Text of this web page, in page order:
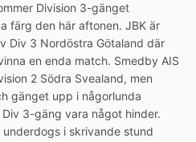
Division 3-gänget
färg den här aftonen. JBK är
Div 3 Nordöstra Götaland där
en enda match. Smedby AIS
2 Södra Svealand, men
gänget upp i någorlunda
3-gäng vara något hinder.
i skrivande stund